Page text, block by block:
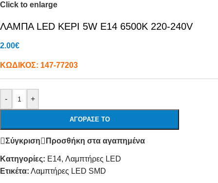
Click to enlarge
ΛΑΜΠΑ LED ΚΕΡΙ 5W Ε14 6500K 220-240V
2.00€
ΚΩΔΙΚΟΣ: 147-77203
- +
ΑΓΌΡΑΣΕ ΤΟ
Σύγκριση Προσθήκη στα αγαπημένα
Κατηγορίες: E14, Λαμπτήρες LED
Ετικέτα: Λαμπτήρες LED SMD